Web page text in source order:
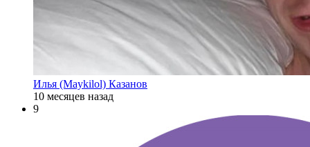
Илья (Maykilol) Казанов
10 месяцев назад
9